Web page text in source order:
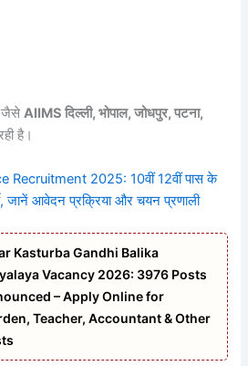
जैसेAIIMS दिल्ली, भोपाल, जोधपुर, पटना,
है।
Recruitment 2025: 10वीं 12वीं पास के
जानें आवेदन प्रक्रिया और चयन प्रणाली
Kasturba Gandhi Balika
Vacancy 2026: 3976 Posts
– Apply Online for
Teacher, Accountant & Other